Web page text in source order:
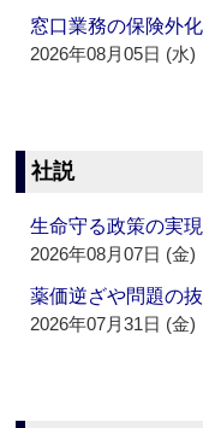
窓口業務の保険外
2026年08月05日 (水)
社説
生命守る政策の実
2026年08月07日 (金)
薬価逆ざや問題の
2026年07月31日 (金)